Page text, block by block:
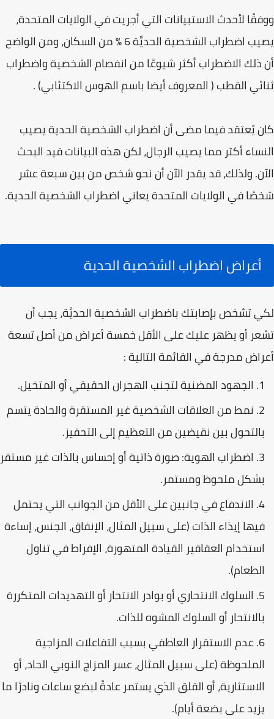
ووفقًا لأحدث الاستبيانات التي أجريت في الولايات المتحدة،
يصيب اضطراب الشخصية الحديَّة 6 % من السكان، ومن الواضح
أن ذلك الاضطراب أكثر شيوعًا من انفصام الشخصية واضطراب
ثنائي القطب ( المعروف أيضا باسم الهوس الاكتئابي) .
كان يُعتقد فيما مضى أن اضطراب الشخصية الحدية يصيب
النساء أكثر مما يصيب الرجال، لكن هذه البيانات قيد البحث
الآن. ولذلك، قد يقدر الآن أن نحو شخص من بين سبعة عشر
شخصًا في الولايات المتحدة يعاني اضطراب الشخصية الحدية.
أعراض اضطراب الشخصية الحدية
لكي تشخص بإصابتك باضطراب الشخصية الحديَّة، يجب أن
تشعر أو يظهر عليك على الأقل خمسة أعراض من أصل تسعة
أعراض مدرجة في القائمة التالية :
الجهود المضنية لتجنب الهجران الحقيقي أو المتخيل.
نمط من العلاقات الشخصية غير المستقرة والحادة يتسم
بالتحول بين نقيضين من التعظيم إلى التحفيز.
اضطراب الهوية: صورة ذاتية أو إحساس بالذات غير مستقر
بشكل ملحوظ ومستمر.
الاندفاع في جانبين على الأقل من الجوانب التي يحتمل
فيها إيذاء الذات (على سبيل المثال، الإنفاق، الجنس، إساءة
استخدام العقاقير القيادة المتهورة، الإفراط في تناول
الطعام).
السلوك الانتحاري أو بوادر الانتحار أو التهديدات المتكررة
بالانتحار أو السلوك المشوه للذات.
عدم الاستقرار العاطفي بسبب التفاعلات المزاجية
الملحوظة (على سبيل المثال، عسر المزاج النوبي الحاد، أو
الاستثارية، أو القلق الذي يستمر عادةً لبضع ساعات ونادرًا ما
يزيد على بضعة أيام).